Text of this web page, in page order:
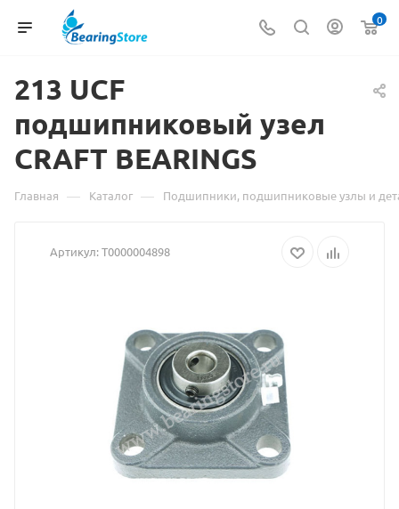
0
213 UCF
о
товаре
213
подшипниковый
CRAFT
BEARINGS
взят
с
сайта
подшипниковый узел
CRAFT BEARINGS
Главная — Каталог — Подшипники, подшипниковые узлы и
Артикул:Т0000004898